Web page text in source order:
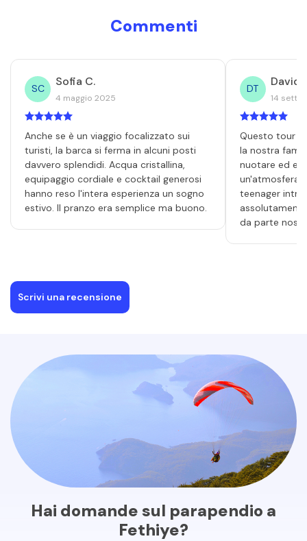
Commenti
SC Sofia C.
4 maggio 2025
Anche se è un viaggio focalizzato sui
turisti, la barca si ferma in alcuni posti
davvero splendidi. Acqua cristallina,
equipaggio cordiale e cocktail generosi
hanno reso l'intera esperienza un sogno
estivo. Il pranzo era semplice ma buono.
DT David
14
Questo tour
la nostra
nuotare ed
un'atmosfera
teenager
da parte
Scrivi una recensione
Hai domande sul parapendio a
Fethiye?